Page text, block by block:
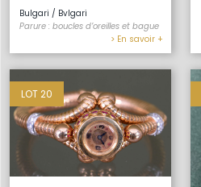
Bulgari / Bvlgari
Parure : boucles d’oreilles et bague
> En savoir +
LOT 20